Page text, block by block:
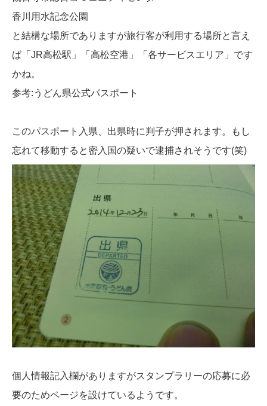
香川用水記念公園
と結構な場所でありますが旅行客が利用する場所と言え
ば「JR高松駅」「高松空港」「各サービスエリア」です
かね。
参考:うどん県公式パスポート
このパスポート入県、出県時に判子が押されます。もし
忘れて移動すると密入国の疑いで逮捕されそうです(笑)
個人情報記入欄がありますがスタンプラリーの応募に必
要のためページを設けているようです。